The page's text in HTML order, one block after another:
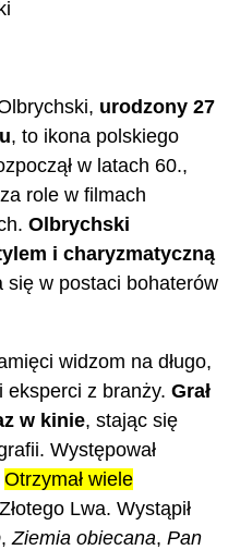
urodzony 27
, to ikona polskiego
w latach 60.,
role w filmach
Olbrychski
i charyzmatyczną
się w postaci bohaterów
widzom na długo,
eksperci z branży. Grał
w kinie, stając się
Występował
Otrzymał wiele
Lwa. Wystąpił
, Ziemia obiecana, Pan